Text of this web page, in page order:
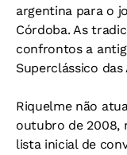
argentina para o
Córdoba. As
confrontos a
Superclássico das
Riquelme não
outubro de 2008,
lista inicial de